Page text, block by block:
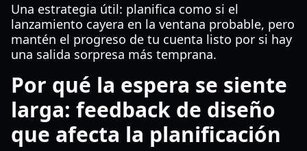
Una estrategia útil: planifica como si el
lanzamiento cayera en la ventana probable, pero
mantén el progreso de tu cuenta listo por si hay
una salida sorpresa más temprana.
Por qué la espera se siente
larga: feedback de diseño
que afecta la planificación